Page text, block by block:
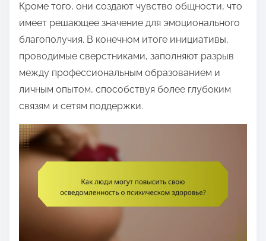
Кроме того, они создают чувство общности, что
имеет решающее значение для эмоционального
благополучия. В конечном итоге инициативы,
проводимые сверстниками, заполняют разрыв
между профессиональным образованием и
личным опытом, способствуя более глубоким
связям и сетям поддержки.